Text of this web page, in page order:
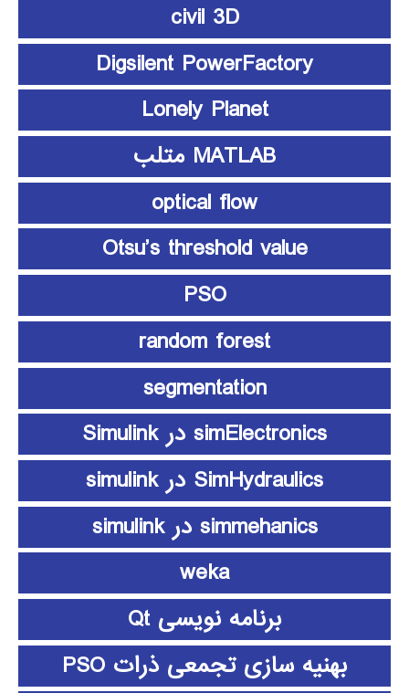
civil 3D
Digsilent PowerFactory
Lonely Planet
MATLAB متلب
optical flow
Otsu’s threshold value
PSO
random forest
segmentation
simElectronics در Simulink
SimHydraulics در simulink
simmehanics در simulink
weka
برنامه نویسی Qt
بهنیه سازی تجمعی ذرات PSO